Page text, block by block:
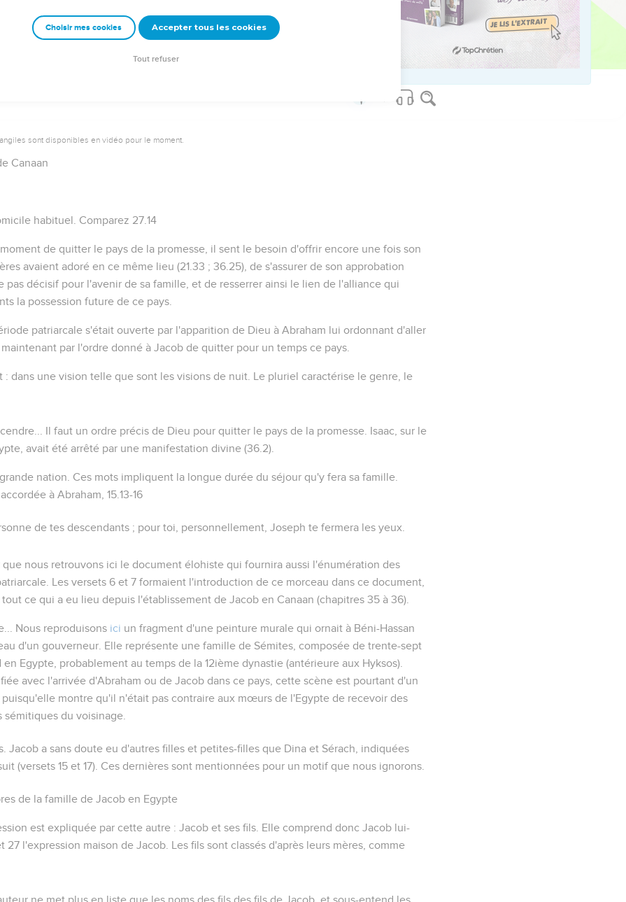
Autres ressources sur theotex.org, contact theotex@gmail.com
sont disponibles en vidéo pour le moment.
Canaan
habituel. Comparez 27.14
moment de quitter le pays de la promesse, il sent le besoin d'offrir encore une fois son
avaient adoré en ce même lieu (21.33 ; 36.25), de s'assurer de son approbation
pas décisif pour l'avenir de sa famille, et de resserrer ainsi le lien de l'alliance qui
la possession future de ce pays.
patriarcale s'était ouverte par l'apparition de Dieu à Abraham lui ordonnant d'aller
par l'ordre donné à Jacob de quitter pour un temps ce pays.
: dans une vision telle que sont les visions de nuit. Le pluriel caractérise le genre, le
Il faut un ordre précis de Dieu pour quitter le pays de la promesse. Isaac, sur le
avait été arrêté par une manifestation divine (36.2).
nation . Ces mots impliquent la longue durée du séjour qu'y fera sa famille.
à Abraham, 15.13-16
de tes descendants ; pour toi, personnellement,Joseph te fermera les yeux
que nous retrouvons ici le document élohiste qui fournira aussi l'énumération des
Les versets 6 et 7 formaient l'introduction de ce morceau dans ce document,
ce qui a eu lieu depuis l'établissement de Jacob en Canaan (chapitres 35 à 36).
Nous reproduisons ici un fragment d'une peinture murale qui ornait à Béni-Hassan
d'un gouverneur. Elle représente une famille de Sémites, composée de trente-sept
Egypte, probablement au temps de la 12ième dynastie (antérieure aux Hyksos).
avec l'arrivée d'Abraham ou de Jacob dans ce pays, cette scène est pourtant d'un
montre qu'il n'était pas contraire aux mœurs de l'Egypte de recevoir des
du voisinage.
. Jacob a sans doute eu d'autres filles et petites-filles que Dina et Sérach, indiquées
(versets 15 et 17). Ces dernières sont mentionnées pour un motif que nous ignorons.
de la famille de Jacob en Egypte
est expliquée par cette autre : Jacob et ses fils . Elle comprend donc Jacob lui-
27 l'expression maison de Jacob . Les fils sont classés d'après leurs mères, comme
ne met plus en liste que les noms des fils des fils de Jacob, et sous-entend les
Choisir mes cookies Accepter tous les cookies
Tout refuser